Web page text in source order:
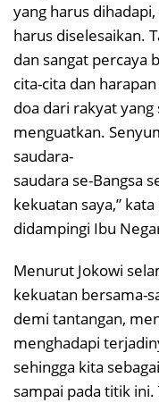
yang harus
harus diselesaikan.
dan sangat percaya
cita-cita dan
doa dari rakyat
menguatkan.
saudara-
saudara se-Bangsa
kekuatan saya,”
didampingi Ibu
Menurut Jokowi
kekuatan bersama-
demi tantangan,
menghadapi
sehingga kita
sampai pada titik